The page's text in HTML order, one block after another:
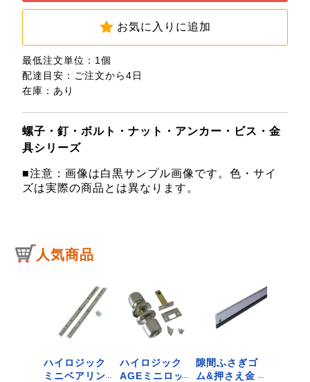
お気に入りに追加
最低注文単位：1個
配達目安：ご注文から4日
在庫：あり
螺子・釘・ボルト・ナット・アンカー・ビス・金
具シリーズ
■注意：画像は白黒サンプル画像です。色・サイ
ズは実際の商品とは異なります。
人気商品
ハイロジック
ミニベアリン
ハイロジック
AGEミニロッ
隙間ふさぎゴ
ム&押さえ金